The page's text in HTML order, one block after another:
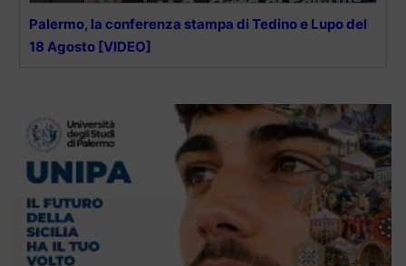
Palermo, la conferenza stampa di Tedino e Lupo del
18 Agosto [VIDEO]